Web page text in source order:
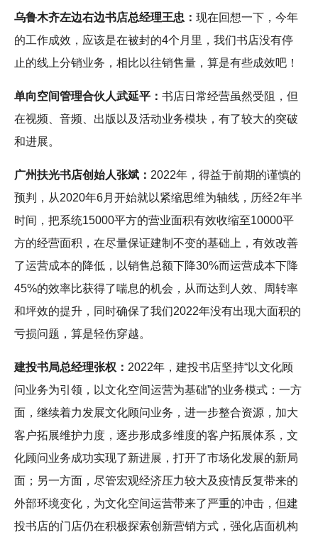
乌鲁木齐左边右边书店总经理王忠： 现在回想一下，今年
的工作成效，应该是在被封的4个月里，我们书店没有停
止的线上分销业务，相比以往销售量，算是有些成效吧！
单向空间管理合伙人武延平： 书店日常经营虽然受阻，但
在视频、音频、出版以及活动业务模块，有了较大的突破
和进展。
广州扶光书店创始人张斌： 2022年，得益于前期的谨慎的
预判，从2020年6月开始就以紧缩思维为轴线，历经2年半
时间，把系统15000平方的营业面积有效收缩至10000平
方的经营面积，在尽量保证建制不变的基础上，有效改善
了运营成本的降低，以销售总额下降30%而运营成本下降
45%的效率比获得了喘息的机会，从而达到人效、周转率
和坪效的提升，同时确保了我们2022年没有出现大面积的
亏损问题，算是轻伤穿越。
建投书局总经理张权： 2022年，建投书店坚持“以文化顾
问业务为引领，以文化空间运营为基础”的业务模式：一方
面，继续着力发展文化顾问业务，进一步整合资源，加大
客户拓展维护力度，逐步形成多维度的客户拓展体系，文
化顾问业务成功实现了新进展，打开了市场化发展的新局
面；另一方面，尽管宏观经济压力较大及疫情反复带来的
外部环境变化，为文化空间运营带来了严重的冲击，但建
投书店的门店仍在积极探索创新营销方式，强化店面机构